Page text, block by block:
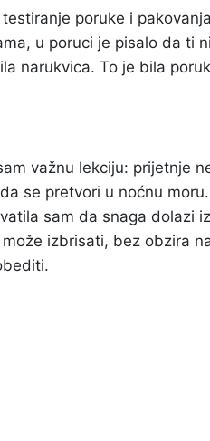
poruke i
u poruci je pisalo da ti
narukvica. To je bila
važnu lekciju: prijetnje
se pretvori u noćnu
sam da snaga dolazi
izbrisati, bez obzira